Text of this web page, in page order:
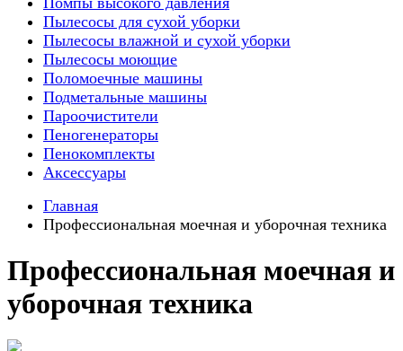
Пылесосы для сухой уборки
Пылесосы влажной и сухой уборки
Пылесосы моющие
Поломоечные машины
Подметальные машины
Пароочистители
Пеногенераторы
Пенокомплекты
Аксессуары
Главная
Профессиональная моечная и уборочная техника
Профессиональная моечная и
уборочная техника